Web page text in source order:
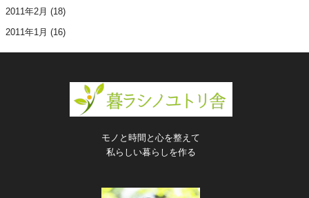
2011年2月 (18)
2011年1月 (16)
モノと時間と心を整えて
私らしい暮らしを作る